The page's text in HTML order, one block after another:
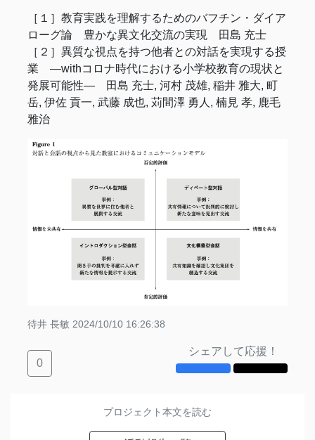
［１］教育実践を理解するためのバフチン・ダイア
ローグ論 豊かな異文化交流の実現 田島 充士
［２］異質な視点を持つ他者との対話を実現する授
業 ―withコロナ時代における小学校教育の現状と
発展可能性― 田島 充士, 河村 茂雄, 稲井 雅大, 町
岳, 伊佐 貢一, 武藤 成也, 苅間澤 勇人, 楠見 孝, 鹿毛
雅治
待井 長敏 2024/10/10 16:26:38
0
シェアして応援！
プロジェクト本文を読む